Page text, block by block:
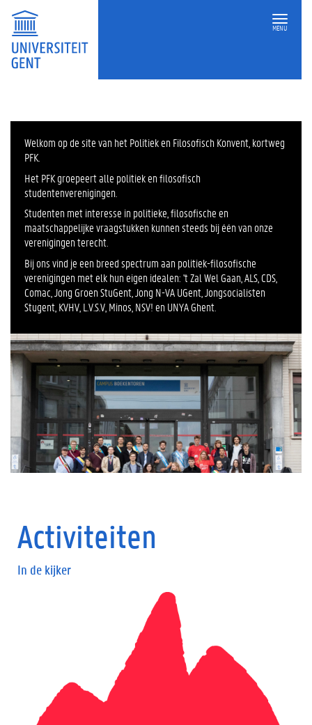
MENU
FILOSOFISCH
Welkom op de site van het Politiek en Filosofisch Konvent, kortweg
PFK.
Het PFK groepeert alle politiek en filosofisch
studentenverenigingen.
Studenten met interesse in politieke, filosofische en
maatschappelijke vraagstukken kunnen steeds bij één van onze
verenigingen terecht.
Bij ons vind je een breed spectrum aan politiek-filosofische
verenigingen met elk hun eigen idealen: 't Zal Wel Gaan, ALS, CDS,
Comac, Jong Groen StuGent, Jong N-VA UGent, Jongsocialisten
Stugent, KVHV, L.V.S.V, Minos, NSV! en UNYA Ghent.
Activiteiten
In de kijker